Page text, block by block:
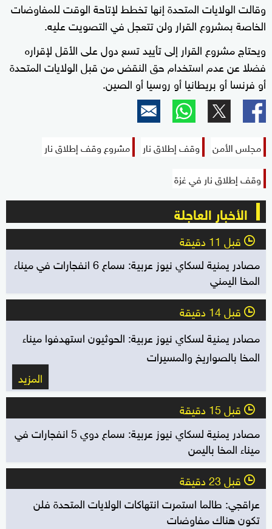
وقالت الولايات المتحدة إنها تخطط لإتاحة الوقت للمفاوضات
الخاصة بمشروع القرار ولن تتعجل في التصويت عليه.
ويحتاج مشروع القرار إلى تأييد تسع دول على الأقل لإقراره
فضلا عن عدم استخدام حق النقض من قبل الولايات المتحدة
أو فرنسا أو بريطانيا أو روسيا أو الصين.
مجلس الأمن وقف إطلاق نار
مشروع وقف إطلاق نار
وقف إطلاق نار في غزة
الأخبار العاجلة
l قبل 11 دقيقة
مصادر يمنية لسكاي نيوز عربية: سماع 6 انفجارات في ميناء
المخا اليمني
l قبل 14 دقيقة
مصادر يمنية لسكاي نيوز عربية: الحوثيون استهدفوا ميناء
المخا بالصواريخ والمسيرات
المزيد
l قبل 15 دقيقة
مصادر يمنية لسكاي نيوز عربية: سماع دوي 5 انفجارات في
ميناء المخا باليمن
l قبل 23 دقيقة
عراقجي: طالما استمرت انتهاكات الولايات المتحدة فلن
تكون هناك مفاوضات